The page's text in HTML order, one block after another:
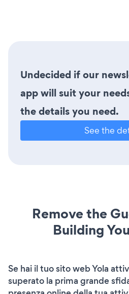
Undecided if our
app will suit your
the details you need.
See the
Remove the
Building
Se hai il tuo sito web Yola
superato la prima grande